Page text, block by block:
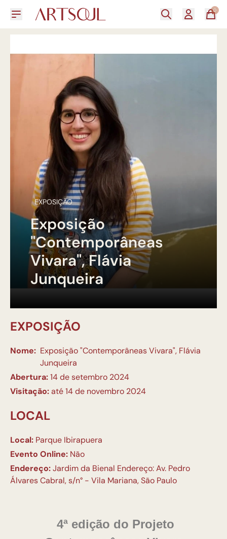
0
EXPOSIÇÃO
Exposição
"Contemporâneas
Vivara", Flávia
Junqueira
EXPOSIÇÃO
Nome: Exposição "Contemporâneas Vivara", Flávia
Junqueira
Abertura:14 de setembro 2024
Visitação:até 14 de novembro 2024
LOCAL
Local: Parque Ibirapuera
Evento Online: Não
Endereço:Jardim da Bienal Endereço: Av. Pedro
Álvares Cabral, s/n° - Vila Mariana, São Paulo
4ª edição do Projeto